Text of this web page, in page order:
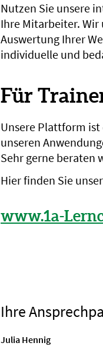
Nutzen Sie unsere
Ihre Mitarbeiter.
Auswertung Ihrer
individuelle und
Für
Unsere Plattform
unseren
Sehr gerne beraten
Hier finden Sie
www.1a-
Ihre
Julia Hennig